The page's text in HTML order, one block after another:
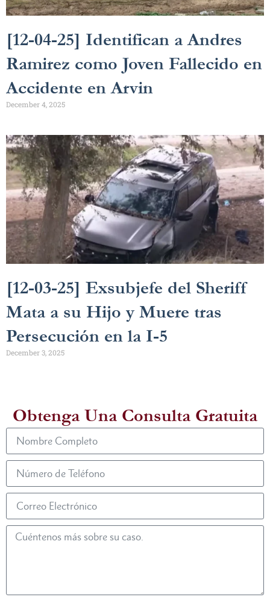
[12-04-25] Identifican a Andres
Ramirez como Joven Fallecido en
Accidente en Arvin
December 4, 2025
[12-03-25] Exsubjefe del Sheriff
Mata a su Hijo y Muere tras
Persecución en la I-5
December 3, 2025
Obtenga Una Consulta Gratuita